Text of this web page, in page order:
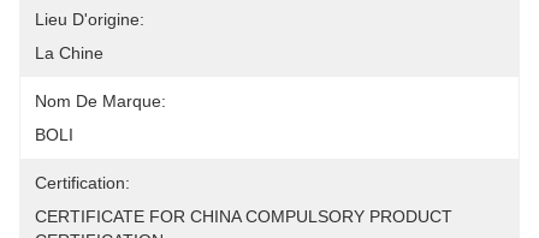
Lieu D'origine:
La Chine
Nom De Marque:
BOLI
Certification:
CERTIFICATE FOR CHINA COMPULSORY PRODUCT